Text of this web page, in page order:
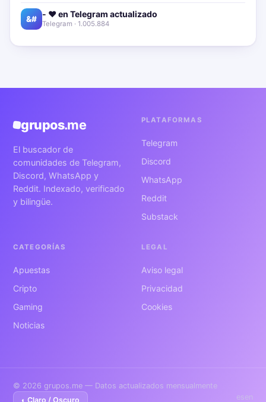
&# - ❤️ en Telegram actualizado📱🔥
Telegram · 1.005.884
grupos.me
El buscador de
comunidades de Telegram,
Discord, WhatsApp y
Reddit. Indexado, verificado
y bilingüe.
PLATAFORMAS
Telegram
Discord
WhatsApp
Reddit
Substack
CATEGORÍAS
Apuestas
Cripto
Gaming
Noticias
LEGAL
Aviso legal
Privacidad
Cookies
© 2026 grupos.me — Datos actualizados mensualmente
◐ Claro / Oscuro
esen